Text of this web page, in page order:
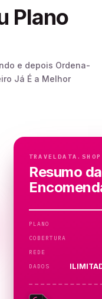
Plano
e depois Ordena-
Já É a Melhor
TRAVELDATA.SHOP
Resumo da
PLANO
COBERTURA
REDE
DADOS